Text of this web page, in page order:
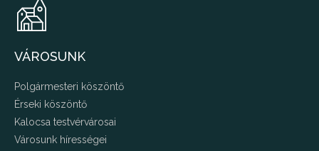
VÁROSUNK
Polgármesteri köszöntő
Érseki köszöntő
Kalocsa testvérvárosai
Városunk hírességei